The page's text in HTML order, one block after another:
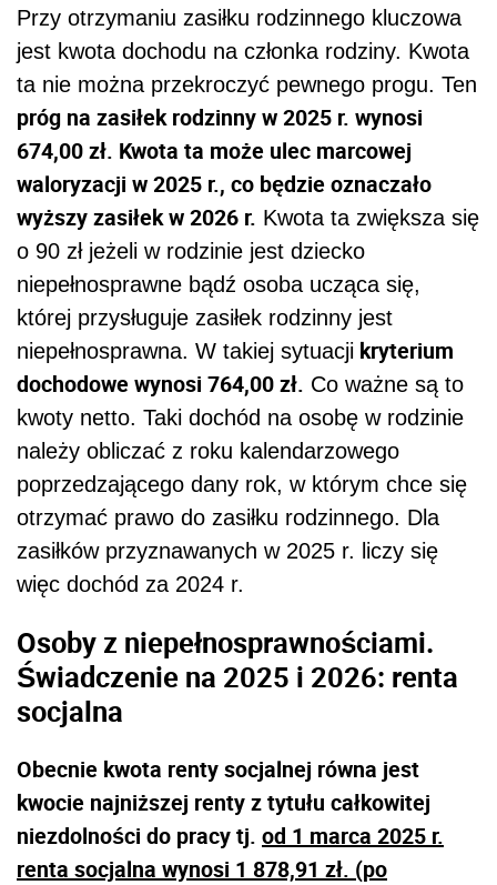
Przy otrzymaniu zasiłku rodzinnego kluczowa
jest kwota dochodu na członka rodziny. Kwota
ta nie można przekroczyć pewnego progu. Ten
próg na zasiłek rodzinny w 2025 r. wynosi
674,00 zł. Kwota ta może ulec marcowej
waloryzacji w 2025 r., co będzie oznaczało
wyższy zasiłek w 2026 r. Kwota ta zwiększa się
o 90 zł jeżeli w rodzinie jest dziecko
niepełnosprawne bądź osoba ucząca się,
której przysługuje zasiłek rodzinny jest
niepełnosprawna. W takiej sytuacji kryterium
dochodowe wynosi 764,00 zł. Co ważne są to
kwoty netto. Taki dochód na osobę w rodzinie
należy obliczać z roku kalendarzowego
poprzedzającego dany rok, w którym chce się
otrzymać prawo do zasiłku rodzinnego. Dla
zasiłków przyznawanych w 2025 r. liczy się
więc dochód za 2024 r.
Osoby z niepełnosprawnościami.
Świadczenie na 2025 i 2026: renta
socjalna
Obecnie kwota renty socjalnej równa jest
kwocie najniższej renty z tytułu całkowitej
niezdolności do pracy tj. od 1 marca 2025 r.
renta socjalna wynosi 1 878,91 zł. (po